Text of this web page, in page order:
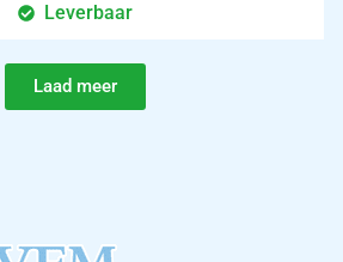
Leverbaar
Laad meer